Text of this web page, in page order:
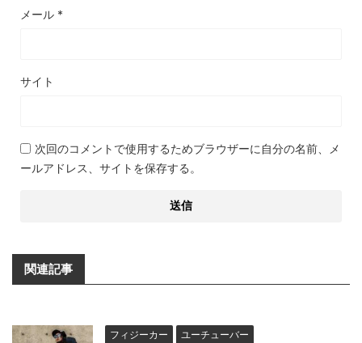
メール *
サイト
次回のコメントで使用するためブラウザーに自分の名前、メ
ールアドレス、サイトを保存する。
関連記事
フィジーカー ユーチューバー